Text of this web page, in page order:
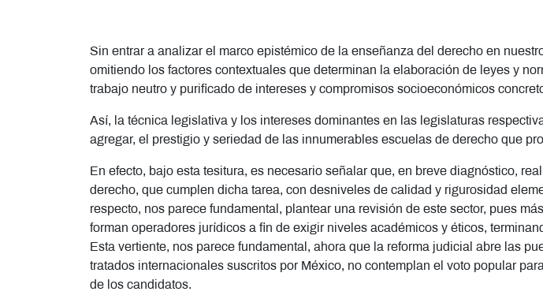
Sin entrar a analizar el marco epistémico de la enseñanza del derecho en
omitiendo los factores contextuales que determinan la elaboración de leyes y
trabajo neutro y purificado de intereses y compromisos socioeconómicos
Así, la técnica legislativa y los intereses dominantes en las legislaturas
agregar, el prestigio y seriedad de las innumerables escuelas de derecho que
En efecto, bajo esta tesitura, es necesario señalar que, en breve diagnóstico,
derecho, que cumplen dicha tarea, con desniveles de calidad y rigurosidad
respecto, nos parece fundamental, plantear una revisión de este sector, pues
forman operadores jurídicos a fin de exigir niveles académicos y éticos,
Esta vertiente, nos parece fundamental, ahora que la reforma judicial abre las
tratados internacionales suscritos por México, no contemplan el voto popular
de los candidatos.